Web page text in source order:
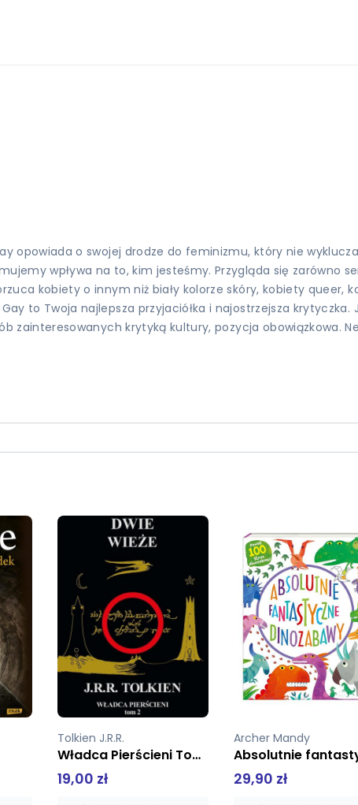
opowiada o swojej drodze do feminizmu, który nie
wpływa na to, kim jesteśmy. Przygląda się zarówno
kobiety o innym niż biały kolorze skóry, kobiety queer,
to Twoja najlepsza przyjaciółka i najostrzejsza
zainteresowanych krytyką kultury, pozycja obowiązkowa.
Archer Mandy
Absolutnie fantastyczne dinozabawy
29,90 zł 18,99 zł